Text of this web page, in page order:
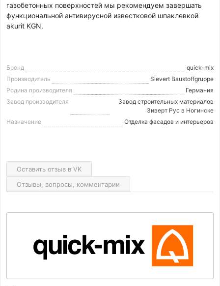
газобетонных поверхностей мы рекомендуем завершать
функциональной антивирусной известковой шпаклевкой
akurit KGN.
Бренд
quick-mix
Производитель
Sievert Baustoffgruppe
Родина производителя
Германия
Завод производителя
Завод строительных материалов
Зиверт Рус в Ногинске
Назначение
Отделка фасадов и интерьеров
Оставить отзыв в VK
Отзывы, вопросы, комментарии